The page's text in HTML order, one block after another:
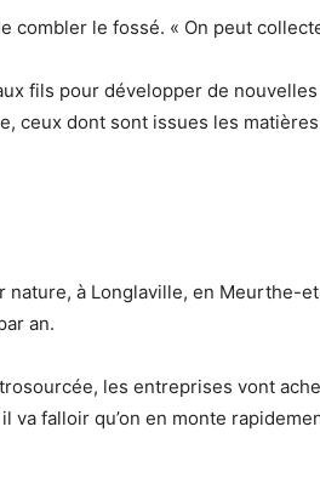
combler le fossé. « On peut
fils pour développer de
ceux dont sont issues les
à Longlaville, en Meurthe-
an.
les entreprises vont
falloir qu’on en monte